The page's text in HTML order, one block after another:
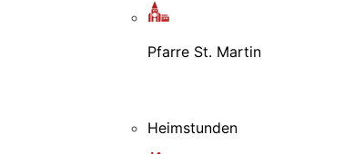
Pfarre St. Martin
Heimstunden